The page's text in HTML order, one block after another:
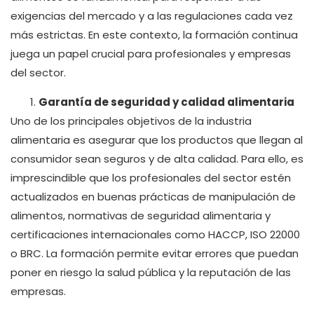
exigencias del mercado y a las regulaciones cada vez
más estrictas. En este contexto, la formación continua
juega un papel crucial para profesionales y empresas
del sector.
Garantía de seguridad y calidad alimentaria
Uno de los principales objetivos de la industria
alimentaria es asegurar que los productos que llegan al
consumidor sean seguros y de alta calidad. Para ello, es
imprescindible que los profesionales del sector estén
actualizados en buenas prácticas de manipulación de
alimentos, normativas de seguridad alimentaria y
certificaciones internacionales como HACCP, ISO 22000
o BRC. La formación permite evitar errores que puedan
poner en riesgo la salud pública y la reputación de las
empresas.